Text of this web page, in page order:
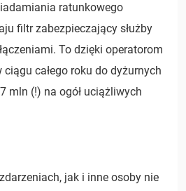
ratunkowego
filtr zabezpieczający służby
To dzięki operatorom
całego roku do dyżurnych
mln (!) na ogół uciążliwych
jak i inne osoby nie